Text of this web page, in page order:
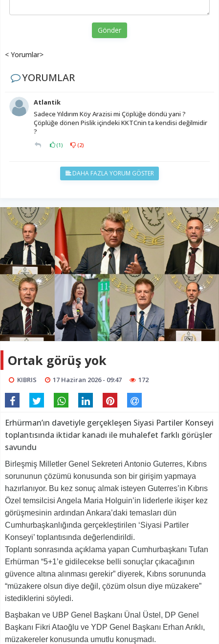
Gönder
< Yorumlar>
YORUMLAR
Atlantik
Sadece Yıldırım Köy Arazisi mi Çöplüğe döndü yani ?
Çöplüğe dönen Pislik içindeki KKTCnin ta kendisi değilmidir
?
(1) (2)
DAHA FAZLA YORUM GÖSTER
Ortak görüş yok
KIBRIS 17 Haziran 2026 - 09:47 172
Erhürman’ın davetiyle gerçekleşen Siyasi Partiler Konseyi
toplantısında iktidar kanadı ile muhalefet farklı görüşler
savundu
Birleşmiş Milletler Genel Sekreteri Antonio Guterres, Kıbrıs
sorununun çözümü konusunda son bir girişim yapmaya
hazırlanıyor. Bu kez sonuç almak isteyen Guterres’in Kıbrıs
Özel temsilcisi Angela Maria Holguin’in liderlerle ikişer kez
görüşmesinin ardından Ankara’daki temasları dün
Cumhurbaşkanlığında gerçekleştirilen ‘Siyasi Partiler
Konseyi’ toplantısında değerlendirildi.
Toplantı sonrasında açıklama yapan Cumhurbaşkanı Tufan
Erhürman “5+1’e gidilecekse belli sonuçlar çıkacağının
güvence altına alınması gerekir” diyerek, Kıbrıs sorununda
“müzakere olsun diye değil, çözüm olsun diye müzakere”
istediklerini söyledi.
Başbakan ve UBP Genel Başkanı Ünal Üstel, DP Genel
Başkanı Fikri Ataoğlu ve YDP Genel Başkanı Erhan Arıklı,
müzakereler konusunda umutlu konuşmadı.